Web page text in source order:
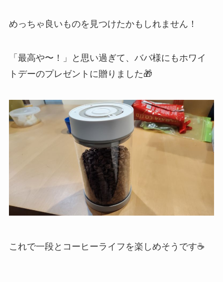
めっちゃ良いものを見つけたかもしれません！
「最高や〜！」と思い過ぎて、ババ様にもホワイ
トデーのプレゼントに贈りました🎁
これで一段とコーヒーライフを楽しめそうです☕